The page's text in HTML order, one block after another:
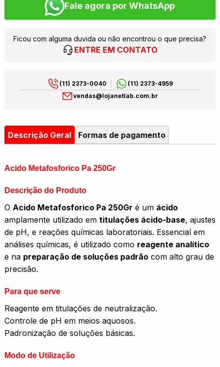
Fale agora por WhatsApp
Ficou com alguma duvida ou não encontrou o que precisa?
ENTRE EM CONTATO
(11) 2373-0040
(11) 2373-4959
vendas@lojanetlab.com.br
Descrição Geral Formas de pagamento
Acido Metafosforico Pa 250Gr
Descrição do Produto
O Acido Metafosforico Pa 250Gr é um ácido
amplamente utilizado em titulações ácido-base, ajustes
de pH, e reações químicas laboratoriais. Essencial em
análises químicas, é utilizado como reagente analítico
e na preparação de soluções padrãocom alto grau de
precisão.
Para que serve
Reagente em titulações de neutralização.
Controle de pH em meios aquosos.
Padronização de soluções básicas.
Modo de Utilização